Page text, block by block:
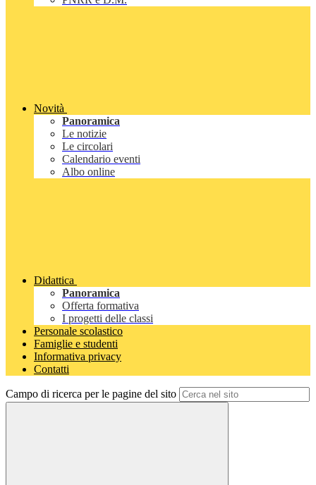
Novità
Panoramica
Le notizie
Le circolari
Calendario eventi
Albo online
Didattica
Panoramica
Offerta formativa
I progetti delle classi
Personale scolastico
Famiglie e studenti
Informativa privacy
Contatti
Campo di ricerca per le pagine del sito